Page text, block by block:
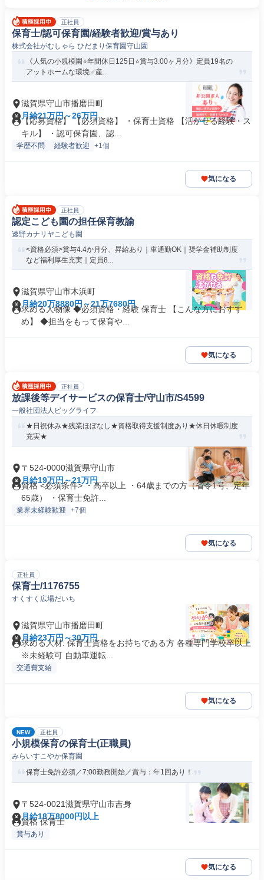
正社員
保育士/認可保育園/経験者歓迎/賞与あり
株式会社がむしゃら ひだまり保育園守山園
《人気の小規模園⭐年間休日125日⭐賞与3.00ヶ月分》定員19名の
アットホームな環境✅産...
滋賀県守山市播磨田町
月給21万円～26万円
【応募資格】 【必須資格】 ・保育士資格 【活かせる経験・ス
キル】 ・認可保育園、認...
学歴不問 経験者歓迎 +1個
気になる
正社員
認定こども園の担任保育教諭
速野カナリヤこども園
<資格必須>賞与4.4か月分、昇給あり｜車通勤OK｜奨学金補助制度
など福利厚生充実｜定員8...
滋賀県守山市木浜町
月給20万8880円～21万7680円
求める人物像 ◆必須資格・経験 保育士 【こんな方におすす
め】 ◆担当をもって保育や...
気になる
正社員
放課後等デイサービスの保育士/守山市/S4599
一般社団法人ビッグライフ
★日祝休み★残業ほぼなし★資格取得支援制度あり★休日休暇制度
充実★
〒524-0000滋賀県守山市
月給19万円～21万円
資格 <必須条件> ・高卒以上 ・64歳までの方（省令1号、定年
65歳） ・保育士免許...
業界未経験歓迎 +7個
気になる
正社員
保育士/1176755
すくすく広場だいち
滋賀県守山市播磨田町
月給23万円～30万円
求める人材: 保育士資格をお持ちである方 各種専門学校卒以上
※未経験可 自動車運転...
交通費支給
気になる
NEW 正社員
小規模保育の保育士(正職員)
みらいすこやか保育園
保育士免許必須／7:00勤務開始／賞与：年1回あり！
〒524-0021滋賀県守山市吉身
月給18万8000円以上
資格 保育士
賞与あり
気になる